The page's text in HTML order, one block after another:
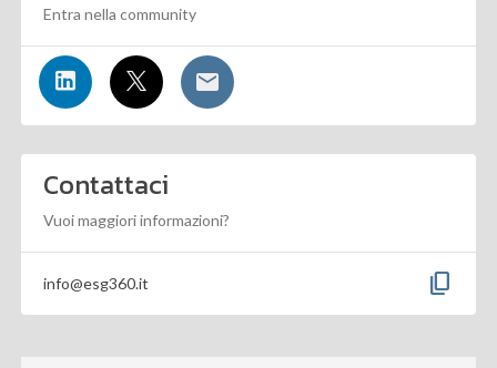
Entra nella community
Contattaci
Vuoi maggiori informazioni?
info@esg360.it content_copy